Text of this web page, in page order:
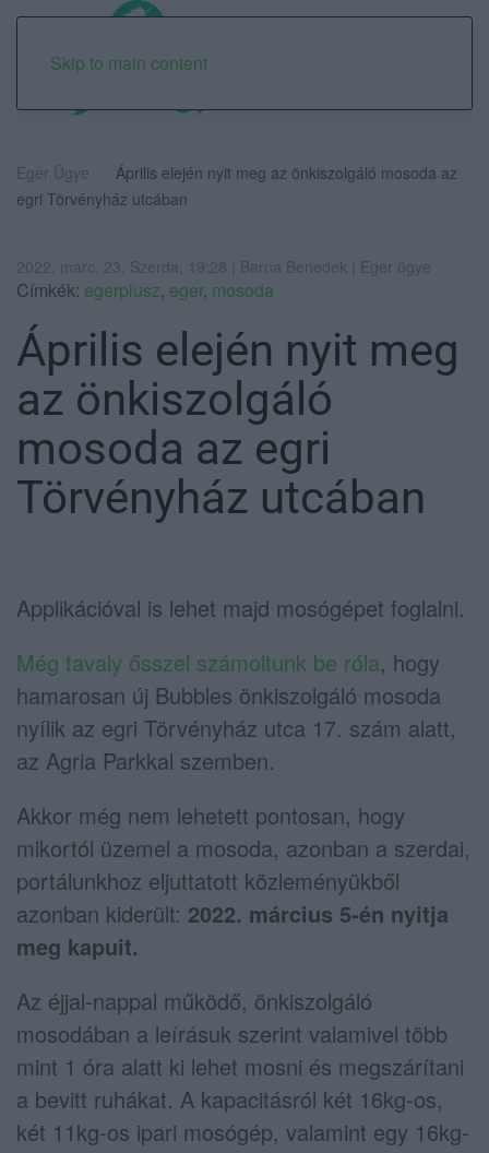
Skip to main content
Eger Ügye
Április elején nyit meg az önkiszolgáló mosoda az
egri Törvényház utcában
2022. márc. 23. Szerda, 19:28 | Barna Benedek | Eger ügye
Címkék: egerplusz, eger, mosoda
Április elején nyit meg
az önkiszolgáló
mosoda az egri
Törvényház utcában
Applikációval is lehet majd mosógépet foglalni.
Még tavaly ősszel számoltunk be róla, hogy
hamarosan új Bubbles önkiszolgáló mosoda
nyílik az egri Törvényház utca 17. szám alatt,
az Agria Parkkal szemben.
Akkor még nem lehetett pontosan, hogy
mikortól üzemel a mosoda, azonban a szerdai,
portálunkhoz eljuttatott közleményükből
azonban kiderült: 2022. március 5-én nyitja
meg kapuit.
Az éjjal-nappal működő, önkiszolgáló
mosodában a leírásuk szerint valamivel több
mint 1 óra alatt ki lehet mosni és megszárítani
a bevitt ruhákat. A kapacitásról két 16kg-os,
két 11kg-os ipari mosógép, valamint egy 16kg-